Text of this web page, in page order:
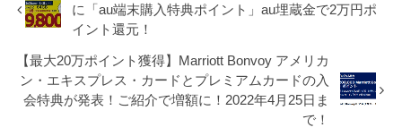
に「au端末購入特典ポイント」au埋蔵金で2万円ポ
イント還元！
【最大20万ポイント獲得】Marriott Bonvoy アメリカ
ン・エキスプレス・カードとプレミアムカードの入
会特典が発表！ご紹介で増額に！2022年4月25日ま
で！